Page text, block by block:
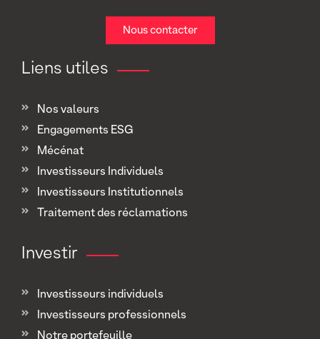
Nous contacter
Liens utiles
Nos valeurs
Engagements ESG
Mécénat
Investisseurs Individuels
Investisseurs Institutionnels
Traitement des réclamations
Investir
Investisseurs individuels
Investisseurs professionnels
Notre portefeuille